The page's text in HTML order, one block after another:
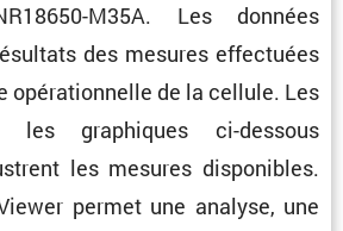
M35A. Les données
des mesures effec­tuées
opéra­tion­nelle de la cellule. Les
les graphiques ci-dessous
les mesures dispo­nibles.
permet une analyse, une